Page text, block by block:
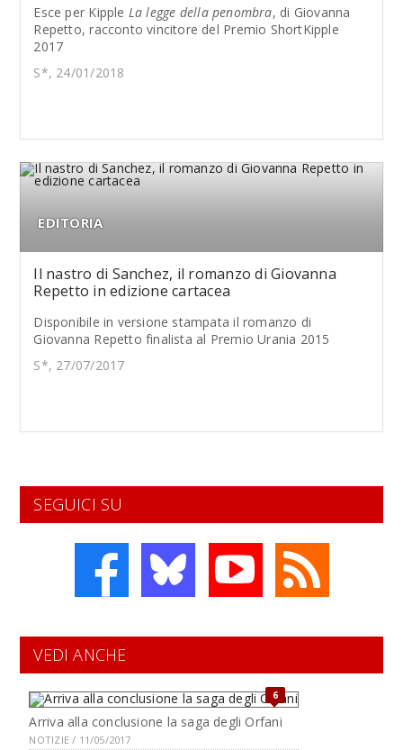
Esce per Kipple La legge della penombra, di Giovanna
Repetto, racconto vincitore del Premio ShortKipple
2017
S*, 24/01/2018
EDITORIA
Il nastro di Sanchez, il romanzo di Giovanna
Repetto in edizione cartacea
Disponibile in versione stampata il romanzo di
Giovanna Repetto finalista al Premio Urania 2015
S*, 27/07/2017
SEGUICI SU
VEDI ANCHE
6
Arriva alla conclusione la saga degli Orfani
NOTIZIE / 11/05/2017